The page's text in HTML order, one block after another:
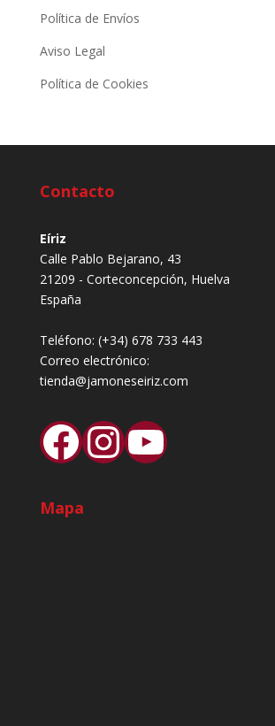
Política de Envíos
Aviso Legal
Política de Cookies
Contacto
Eíriz
Calle Pablo Bejarano, 43
21209 - Corteconcepción, Huelva
España
Teléfono: (+34) 678 733 443
Correo electrónico:
tienda@jamoneseiriz.com
Facebook
Instagram
YouTube
Mapa